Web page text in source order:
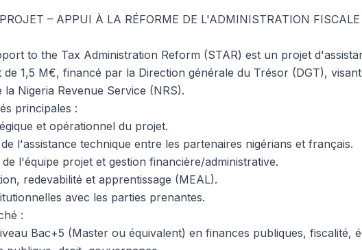
– APPUI À LA RÉFORME DE L'ADMINISTRATION
to the Tax Administration Reform (STAR) est un projet
1,5 M€, financé par la Direction générale du Trésor (DGT),
la Nigeria Revenue Service (NRS).
principales :
et opérationnel du projet.
l'assistance technique entre les partenaires nigérians et français.
l'équipe projet et gestion financière/administrative.
redevabilité et apprentissage (MEAL).
avec les parties prenantes.
:
Bac+5 (Master ou équivalent) en finances publiques, fiscalité,